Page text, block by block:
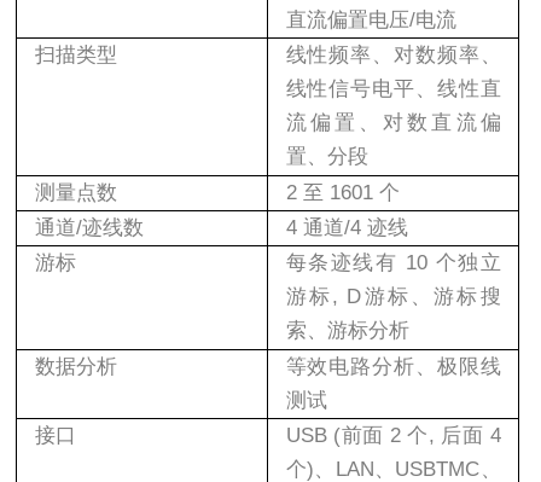
直流偏置电压/电流
扫描类型
线性频率、对数频率、
线性信号电平、线性直
流偏置、对数直流偏
置、分段
测量点数
2 至 1601 个
通道/迹线数 4 通道/4 迹线
游标
每条迹线有 10 个独立
游标, D游标、游标搜
索、游标分析
数据分析
等效电路分析、极限线
测试
接口
USB (前面 2个, 后面 4
个)、 LAN、 USBTMC、